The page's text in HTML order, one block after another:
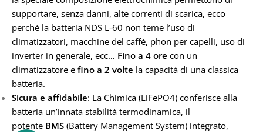
supportare, senza danni, alte correnti di scarica, ecco
perché la batteria NDS L-60 non teme l’uso di
climatizzatori, macchine del caffè, phon per capelli, uso di
inverter in generale, ecc… Fino a 4 ore con un
climatizzatore e fino a 2 volte la capacità di una classica
batteria.
Sicura e affidabile: La Chimica (LiFePO4) conferisce alla
batteria un’innata stabilità termodinamica, il
potente BMS (Battery Management System) integrato,